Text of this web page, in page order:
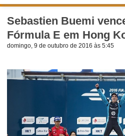
Sebastien Buemi
Fórmula E em Hong
domingo, 9 de outubro de 2016 às 5:45